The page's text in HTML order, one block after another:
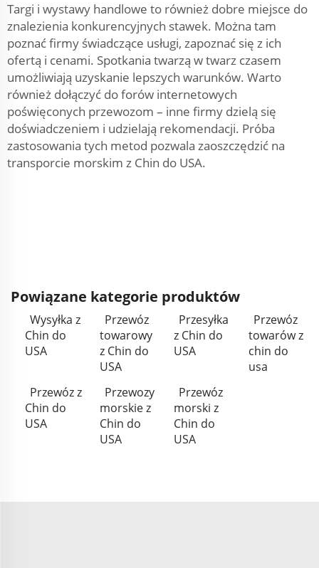
Targi i wystawy handlowe to również dobre miejsce do
znalezienia konkurencyjnych stawek. Można tam
poznać firmy świadczące usługi, zapoznać się z ich
ofertą i cenami. Spotkania twarzą w twarz czasem
umożliwiają uzyskanie lepszych warunków. Warto
również dołączyć do forów internetowych
poświęconych przewozom – inne firmy dzielą się
doświadczeniem i udzielają rekomendacji. Próba
zastosowania tych metod pozwala zaoszczędzić na
transporcie morskim z Chin do USA.
Powiązane kategorie produktów
Wysyłka z
Chin do
USA
Przewóz
towarowy
z Chin do
USA
Przesyłka
z Chin do
USA
Przewóz
towarów z
chin do
usa
Przewóz z
Chin do
USA
Przewozy
morskie z
Chin do
USA
Przewóz
morski z
Chin do
USA